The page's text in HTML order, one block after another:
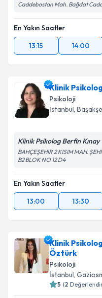
Caddebostan Mah. Bağdat
En Yakın Saatler
13:15
14:00
Klinik
Psikoloji
İstanbul,
Klinik Psikolog Berfin Kınay
BAHÇEŞEHIR 2 KISIM MAH.
B2 BLOK NO 12 D4
En Yakın Saatler
13:00
13:30
Klinik
Öztürk
Psikoloji
İstanbul,
5 (2